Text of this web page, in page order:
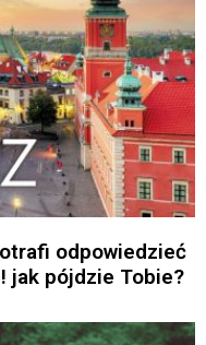
odpowiedzieć
jak pójdzie Tobie?